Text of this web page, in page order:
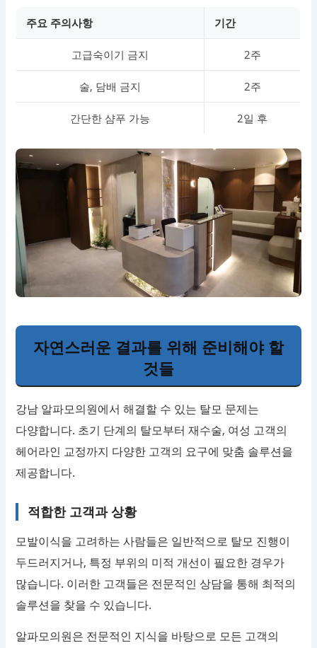
주요 주의사항 기간
고급숙이기 금지 2주
술, 담배 금지 2주
간단한 샴푸 가능 2일 후
자연스러운 결과를 위해 준비해야 할
것들
강남 알파모의원에서 해결할 수 있는 탈모 문제는
다양합니다. 초기 단계의 탈모부터 재수술, 여성 고객의
헤어라인 교정까지 다양한 고객의 요구에 맞춤 솔루션을
제공합니다.
적합한 고객과 상황
모발이식을 고려하는 사람들은 일반적으로 탈모 진행이
두드러지거나, 특정 부위의 미적 개선이 필요한 경우가
많습니다. 이러한 고객들은 전문적인 상담을 통해 최적의
솔루션을 찾을 수 있습니다.
알파모의원은 전문적인 지식을 바탕으로 모든 고객의